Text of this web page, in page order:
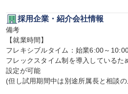
採用企業・紹介会社情報
備考
【就業時間】
フレキシブルタイム：始業6:00～
フレックスタイム制を導入しているた
設定が可能
(但し試用期間中は別途所属長と相談